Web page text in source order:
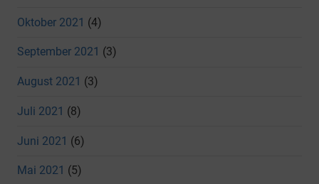
Oktober 2021 (4)
September 2021 (3)
August 2021 (3)
Juli 2021 (8)
Juni 2021 (6)
Mai 2021 (5)